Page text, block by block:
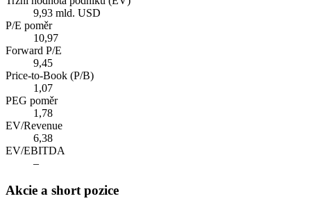
9,93 mld. USD
P/E poměr
10,97
Forward P/E
9,45
Price-to-Book (P/B)
1,07
PEG poměr
1,78
EV/Revenue
6,38
EV/EBITDA
–
Akcie a short pozice